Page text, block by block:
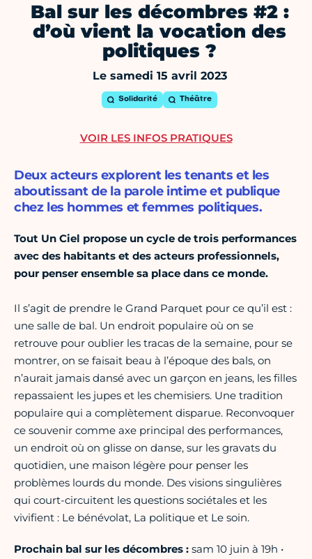
Bal sur les décombres #2 :
d’où vient la vocation des
politiques ?
Le samedi 15 avril 2023
Solidarité Théâtre
Deux acteurs explorent les tenants et les
aboutissant de la parole intime et publique
chez les hommes et femmes politiques.
Tout Un Ciel propose un cycle de trois performances
avec des habitants et des acteurs professionnels,
pour penser ensemble sa place dans ce monde.
Il s’agit de prendre le Grand Parquet pour ce qu’il est :
une salle de bal. Un endroit populaire où on se
retrouve pour oublier les tracas de la semaine, pour se
montrer, on se faisait beau à l’époque des bals, on
n’aurait jamais dansé avec un garçon en jeans, les filles
repassaient les jupes et les chemisiers. Une tradition
populaire qui a complètement disparue. Reconvoquer
ce souvenir comme axe principal des performances,
un endroit où on glisse on danse, sur les gravats du
quotidien, une maison légère pour penser les
problèmes lourds du monde. Des visions singulières
qui court-circuitent les questions sociétales et les
vivifient : Le bénévolat, La politique et Le soin.
Prochain bal sur les décombres : sam 10 juin à 19h •
VOIR LES INFOS PRATIQUES